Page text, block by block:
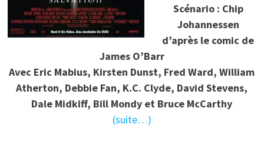
Scénario : Chip
Johannessen
d’après le comic de
James O’Barr
Avec Eric Mabius, Kirsten Dunst, Fred Ward, William
Atherton, Debbie Fan, K.C. Clyde, David Stevens,
Dale Midkiff, Bill Mondy et Bruce McCarthy
(suite…)